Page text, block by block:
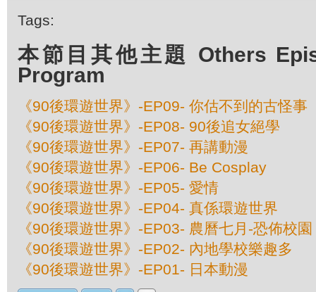
Tags:
本節目其他主題 Others
Program
《90後環遊世界》-EP09- 你估不到的古怪事
《90後環遊世界》-EP08- 90後追女絕學
《90後環遊世界》-EP07- 再講動漫
《90後環遊世界》-EP06- Be Cosplay
《90後環遊世界》-EP05- 愛情
《90後環遊世界》-EP04- 真係環遊世界
《90後環遊世界》-EP03- 農曆七月-恐佈校園
《90後環遊世界》-EP02- 內地學校樂趣多
《90後環遊世界》-EP01- 日本動漫